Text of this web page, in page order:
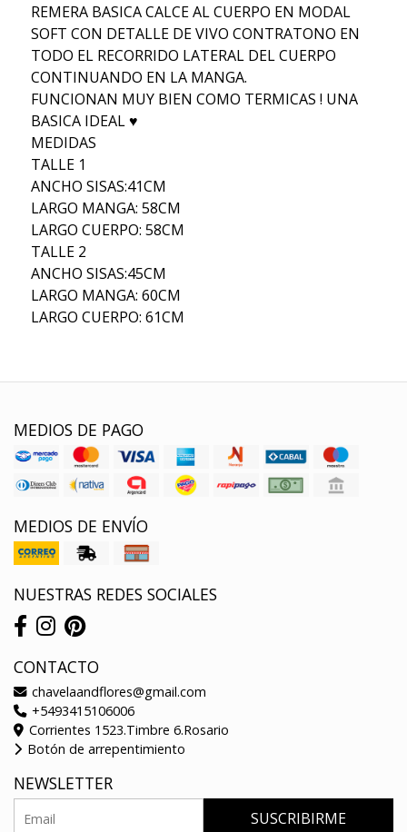
REMERA BASICA CALCE AL CUERPO EN MODAL
SOFT CON DETALLE DE VIVO CONTRATONO EN
TODO EL RECORRIDO LATERAL DEL CUERPO
CONTINUANDO EN LA MANGA.
FUNCIONAN MUY BIEN COMO TERMICAS ! UNA
BASICA IDEAL ♥
MEDIDAS
TALLE 1
ANCHO SISAS:41CM
LARGO MANGA: 58CM
LARGO CUERPO: 58CM
TALLE 2
ANCHO SISAS:45CM
LARGO MANGA: 60CM
LARGO CUERPO: 61CM
MEDIOS DE PAGO
MEDIOS DE ENVÍO
NUESTRAS REDES SOCIALES
CONTACTO
chavelaandflores@gmail.com
+5493415106006
Corrientes 1523.Timbre 6.Rosario
Botón de arrepentimiento
NEWSLETTER
SUSCRIBIRME